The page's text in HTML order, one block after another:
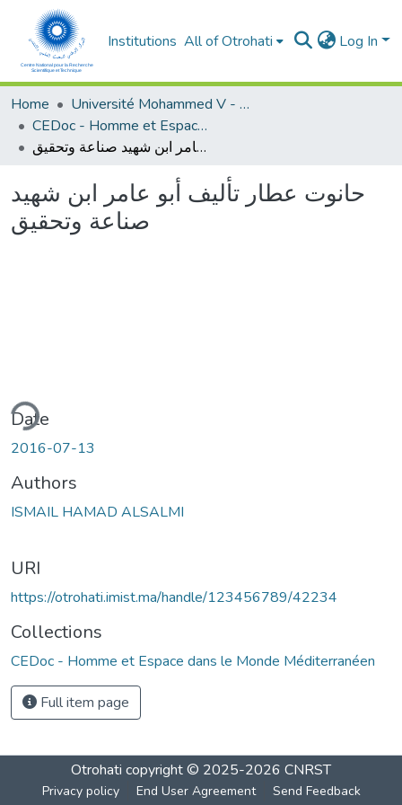
Institutions All of Otrohati Log In
Home
Université Mohammed V - Rabat
CEDoc - Homme et Espace dans le Monde Méditerranéen
حانوت عطار تأليف أبو عامر ابن شهيد صناعة وتحقيق
حانوت عطار تأليف أبو عامر ابن شهيد
صناعة وتحقيق
Date
2016-07-13
Authors
ISMAIL HAMAD ALSALMI
URI
https://otrohati.imist.ma/handle/123456789/42234
Collections
CEDoc - Homme et Espace dans le Monde Méditerranéen
Full item page
Otrohati copyright © 2025-2026 CNRST
Privacy policy End User Agreement Send Feedback